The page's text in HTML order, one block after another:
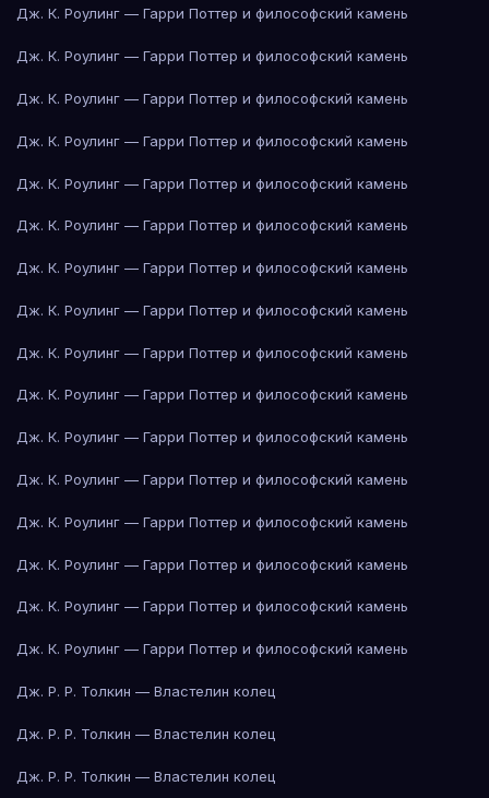
Дж. К. Роулинг — Гарри Поттер и философский камень
Дж. К. Роулинг — Гарри Поттер и философский камень
Дж. К. Роулинг — Гарри Поттер и философский камень
Дж. К. Роулинг — Гарри Поттер и философский камень
Дж. К. Роулинг — Гарри Поттер и философский камень
Дж. К. Роулинг — Гарри Поттер и философский камень
Дж. К. Роулинг — Гарри Поттер и философский камень
Дж. К. Роулинг — Гарри Поттер и философский камень
Дж. К. Роулинг — Гарри Поттер и философский камень
Дж. К. Роулинг — Гарри Поттер и философский камень
Дж. К. Роулинг — Гарри Поттер и философский камень
Дж. К. Роулинг — Гарри Поттер и философский камень
Дж. К. Роулинг — Гарри Поттер и философский камень
Дж. К. Роулинг — Гарри Поттер и философский камень
Дж. К. Роулинг — Гарри Поттер и философский камень
Дж. К. Роулинг — Гарри Поттер и философский камень
Дж. Р. Р. Толкин — Властелин колец
Дж. Р. Р. Толкин — Властелин колец
Дж. Р. Р. Толкин — Властелин колец